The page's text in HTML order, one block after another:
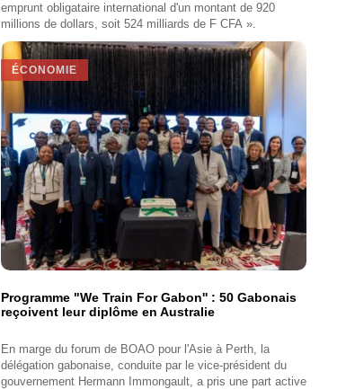
emprunt obligataire international d'un montant de 920
millions de dollars, soit 524 milliards de F CFA ».
ÉCONOMIE
Programme "We Train For Gabon'' : 50 Gabonais
reçoivent leur diplôme en Australie
En marge du forum de BOAO pour l'Asie à Perth, la
délégation gabonaise, conduite par le vice-président du
gouvernement Hermann Immongault, a pris une part active